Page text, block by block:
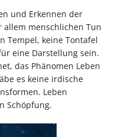
und Erkennen der
allem menschlichen Tun
Tempel, keine Tontafel
eine Darstellung sein.
das Phänomen Leben
es keine irdische
Leben
Schöpfung.